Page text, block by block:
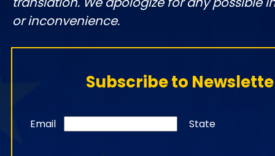
or inconvenience.
Subscribe to
Email State